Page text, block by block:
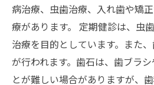
病治療、虫歯治療、入れ歯や矯
療があります。 定期健診は、虫
治療を目的としています。また
が行われます。歯石は、歯ブラ
とが難しい場合がありますが、